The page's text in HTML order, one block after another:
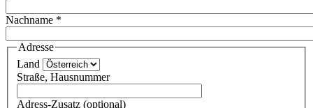
Nachname *
Adresse
Land
Straße, Hausnummer
Adress-Zusatz (optional)